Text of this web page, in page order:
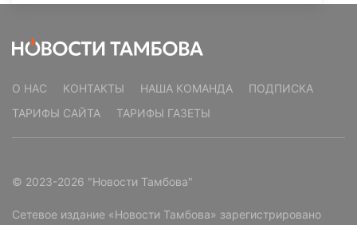
О НАС КОНТАКТЫ НАША КОМАНДА
ПОДПИСКА
ТАРИФЫ САЙТА
ТАРИФЫ ГАЗЕТЫ
© 2023-2026 "Новости Тамбова"
Сетевое издание «Новости Тамбова» зарегистрировано